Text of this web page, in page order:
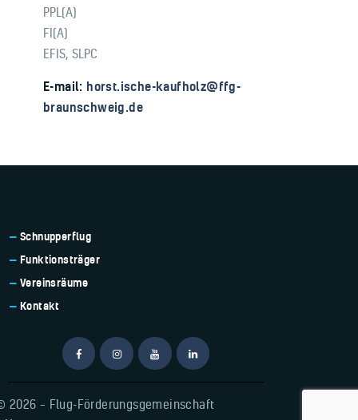
PPL(A)
FI(A)
EFIS, SLPC
E-mail: horst.ische-kaufholz@ffg-
braunschweig.de
Schnupperflug
Funktionsträger
Vereinsräume
Kontakt
2026 – Flug-Förderungsgemeinschaft